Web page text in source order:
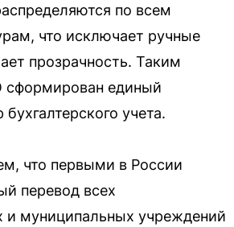
по всем
что исключает ручные
прозрачность. Таким
единый
учета.
что первыми в России
перевод всех
и муниципальных учреждений